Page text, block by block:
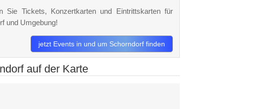
Sie Tickets, Konzertkarten und Eintrittskarten für
und Umgebung!
jetzt Events in und um Schorndorf finden
auf der Karte